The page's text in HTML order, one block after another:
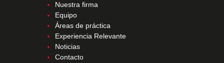
Nuestra firma
Equipo
Áreas de práctica
Experiencia Relevante
Noticias
Contacto